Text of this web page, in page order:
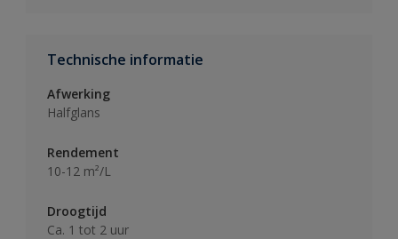
Technische informatie
Afwerking
Halfglans
Rendement
10-12 m²/L
Droogtijd
Ca. 1 tot 2 uur